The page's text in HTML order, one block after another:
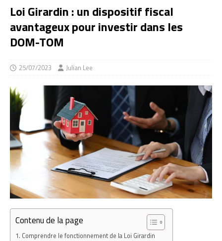
Loi Girardin : un dispositif fiscal
avantageux pour investir dans les
DOM-TOM
25/07/2023 Julian Lee
Contenu de la page
Comprendre le fonctionnement de la Loi Girardin